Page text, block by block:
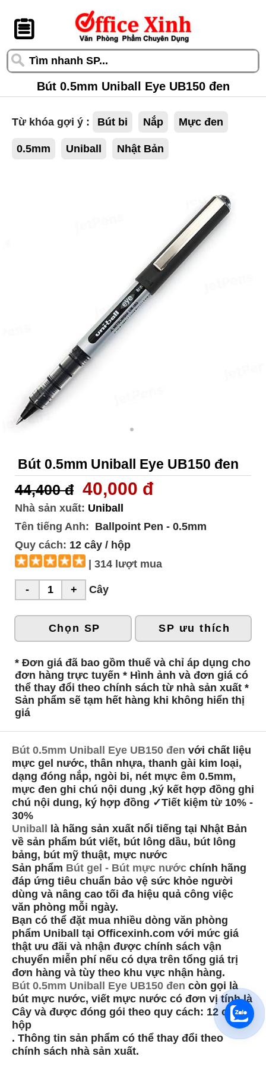
󰆎
Bút 0.5mm Uniball Eye UB150 đen
Từ khóa gợi ý : Bút bi Nắp Mực đen
0.5mm Uniball Nhật Bản
Bút 0.5mm Uniball Eye UB150 đen
44,400 đ 40,000 đ
Nhà sản xuất: Uniball
Tên tiếng Anh: Ballpoint Pen - 0.5mm
Quy cách: 12 cây / hộp
| 314 lượt mua
Cây
Chọn SP SP ưu thích
* Đơn giá đã bao gồm thuế và chỉ áp dụng cho
đơn hàng trực tuyến * Hình ảnh và đơn giá có
thể thay đổi theo chính sách từ nhà sản xuất *
Sản phẩm sẽ tạm hết hàng khi không hiển thị
giá
Bút 0.5mm Uniball Eye UB150 đen với chất liệu
mực gel nước, thân nhựa, thanh gài kim loại,
dạng đóng nắp, ngòi bi, nét mực êm 0.5mm,
mực đen ghi chú nội dung ,ký kết hợp đồng ghi
chú nội dung, ký hợp đồng ✓Tiết kiệm từ 10% -
30%
Uniball là hãng sản xuất nổi tiếng tại Nhật Bản
về sản phẩm bút viết, bút lông dầu, bút lông
bảng, bút mỹ thuật, mực nước
Sản phẩm Bút gel - Bút mực nước chính hãng
đáp ứng tiêu chuẩn bảo vệ sức khỏe người
dùng và nâng cao tối đa hiệu quả công việc
văn phòng mỗi ngày.
Bạn có thể đặt mua nhiều dòng văn phòng
phẩm Uniball tại Officexinh.com với mức giá
thật ưu đãi và nhận được chính sách vận
chuyển miễn phí nếu có dựa trên tổng giá trị
đơn hàng và tùy theo khu vực nhận hàng.
Bút 0.5mm Uniball Eye UB150 đen còn gọi là
bút mực nước, viết mực nước có đơn vị tính là
Cây và được đóng gói theo quy cách: 12 cây /
hộp
. Thông tin sản phẩm có thể thay đổi theo
chính sách nhà sản xuất.